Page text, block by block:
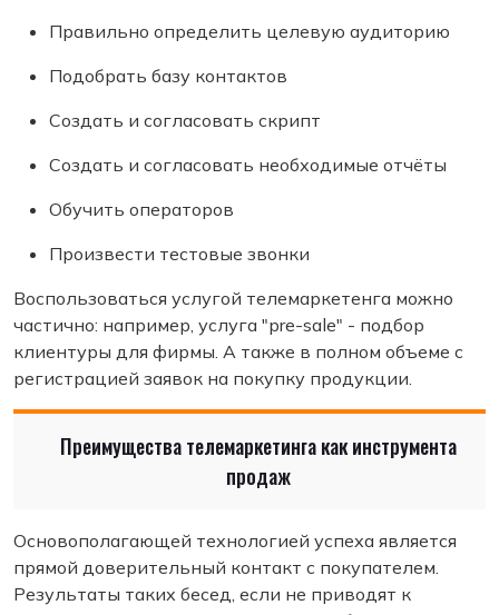
Правильно определить целевую аудиторию
Подобрать базу контактов
Создать и согласовать скрипт
Создать и согласовать необходимые отчёты
Обучить операторов
Произвести тестовые звонки
Воспользоваться услугой телемаркетенга можно
частично: например, услуга "pre-sale" - подбор
клиентуры для фирмы. А также в полном объеме с
регистрацией заявок на покупку продукции.
Преимущества телемаркетинга как инструмента
продаж
Основополагающей технологией успеха является
прямой доверительный контакт с покупателем.
Результаты таких бесед, если не приводят к